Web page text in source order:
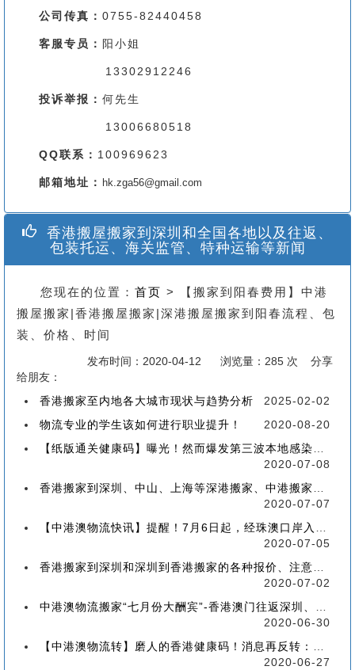
公司传真： 0755-82440458
客服专员： 阳小姐
13302912246
投诉举报： 何先生
13006680518
QQ联系： 100969623
邮箱地址： hk.zga56@gmail.com
香港搬屋搬家到深圳和全国各地以及往返、
包装托运、海关监管、特种运输等新闻
您现在的位置： 首页 > 【搬家到阳春费用】中港
搬屋搬家|香港搬屋搬家|深港搬屋搬家到阳春流程、包
装、价格、时间
发布时间：2020-04-12 浏览量：285 次 分享
给朋友：
香港搬家至内地各大城市现状与趋势分析
2025-02-02
物流专业的学生该如何进行职业提升！
2020-08-20
【纸版通关健康码】曝光！然而爆发第三波本地感染，或再推迟启用！
2020-07-08
香港搬家到深圳、中山、上海等深港搬家、中港搬家的業務範圍、技術保障
2020-07-07
【中港澳物流快讯】提醒！7月6日起，经珠澳口岸入境有新变化！
2020-07-05
香港搬家到深圳和深圳到香港搬家的各种报价、注意事项和派送价格【深港搬家价格查询】
2020-07-02
中港澳物流搬家“七月份大酬宾”-香港澳门往返深圳、珠海、中山、广州等中港澳搬屋搬家
2020-06-30
【中港澳物流转】磨人的香港健康码！消息再反转：或下周一启用！
2020-06-27